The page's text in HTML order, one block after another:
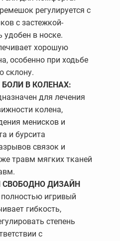
ремешок регулируется с
с застежкой-
удобен в носке.
хорошую
особенно при ходьбе
склону.
В КОЛЕНАХ:
для лечения
колена,
менисков и
и бурсита
связок и
травм мягких тканей
СВОБОДНО ДИЗАЙН
полностью игривый
гибкость,
степень
с